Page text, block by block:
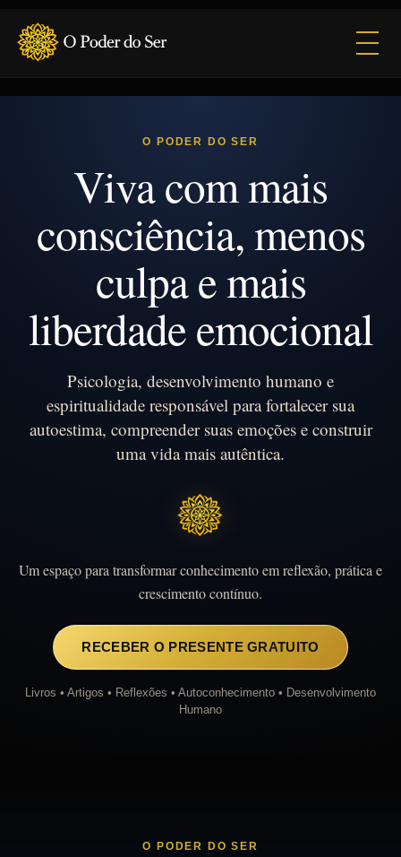
Abrir
O PODER DO SER
Viva com mais
consciência, menos
culpa e mais
liberdade emocional
Psicologia, desenvolvimento humano e
espiritualidade responsável para fortalecer sua
autoestima, compreender suas emoções e construir
uma vida mais autêntica.
Um espaço para transformar conhecimento em reflexão, prática e
crescimento contínuo.
RECEBER O PRESENTE GRATUITO
Livros • Artigos • Reflexões • Autoconhecimento • Desenvolvimento
Humano
O PODER DO SER